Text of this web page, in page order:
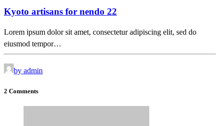
Kyoto artisans for nendo 22
Lorem ipsum dolor sit amet, consectetur adipiscing elit, sed do
eiusmod tempor…
by admin
2 Comments